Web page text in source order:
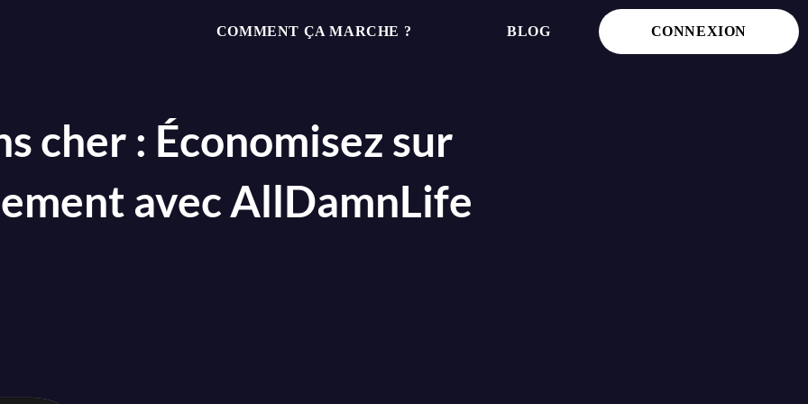
COMMENT ÇA MARCHE ? BLOG CONNEXION
cher : Économisez sur
avec AllDamnLife